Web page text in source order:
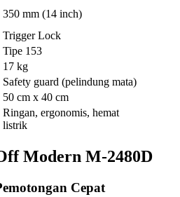
350 mm (14 inch)
Trigger Lock
Tipe 153
17 kg
Safety guard (pelindung mata)
50 cm x 40 cm
Ringan, ergonomis, hemat
listrik
Modern M-2480D
Cepat